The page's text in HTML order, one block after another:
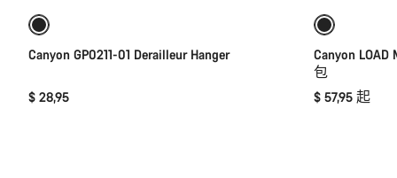
Canyon GP0211-01 Derailleur Hanger
$ 28,95
Canyon
包
$ 57,95 起